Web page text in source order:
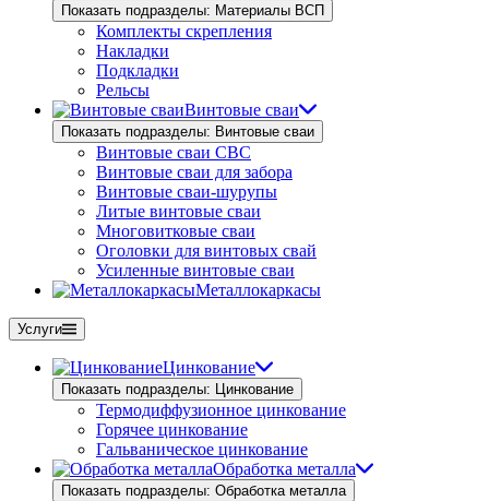
Показать подразделы: Материалы ВСП
Комплекты скрепления
Накладки
Подкладки
Рельсы
Винтовые сваи
Показать подразделы: Винтовые сваи
Винтовые сваи СВС
Винтовые сваи для забора
Винтовые сваи-шурупы
Литые винтовые сваи
Многовитковые сваи
Оголовки для винтовых свай
Усиленные винтовые сваи
Металлокаркасы
Услуги
Цинкование
Показать подразделы: Цинкование
Термодиффузионное цинкование
Горячее цинкование
Гальваническое цинкование
Обработка металла
Показать подразделы: Обработка металла